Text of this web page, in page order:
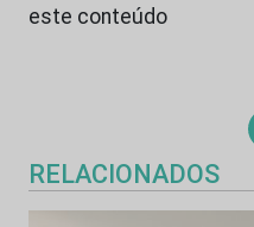
este conteúdo
RELACIONADOS